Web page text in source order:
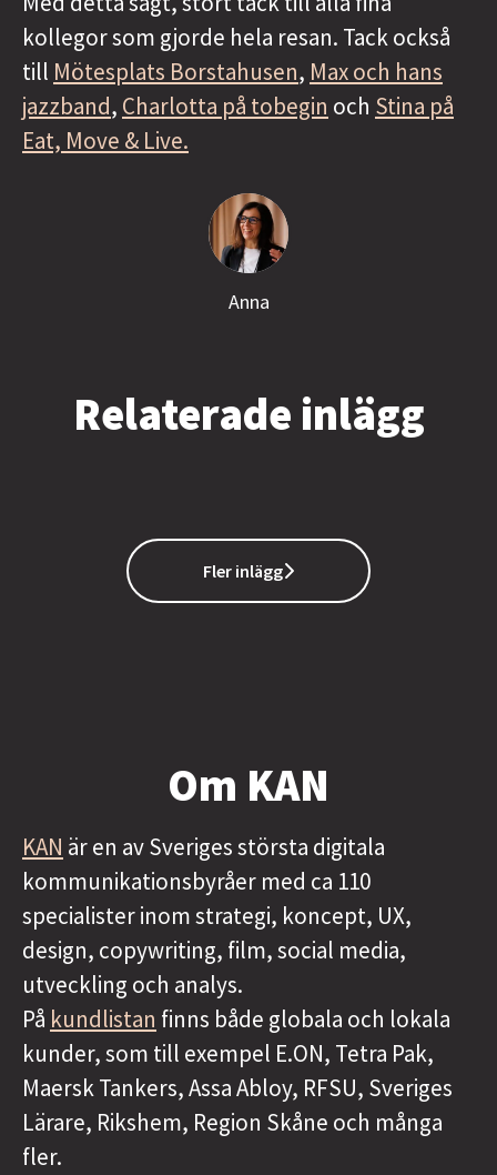
kollegor som gjorde hela resan. Tack också
till Mötesplats Borstahusen, Max och hans
jazzband, Charlotta på tobegin och Stina på
Eat, Move & Live.
Anna
Relaterade inlägg
Hur skapar man en arbetsplats
Möt Alice och Lina - våra
Meet Laurel: Our latest star in
Fler inlägg
Om KAN
KAN är en av Sveriges största digitala
kommunikationsbyråer med ca 110
specialister inom strategi, koncept, UX,
design, copywriting, film, social media,
utveckling och analys.
På kundlistan finns både globala och lokala
kunder, som till exempel E.ON, Tetra Pak,
Maersk Tankers, Assa Abloy, RFSU, Sveriges
Lärare, Rikshem, Region Skåne och många
fler.